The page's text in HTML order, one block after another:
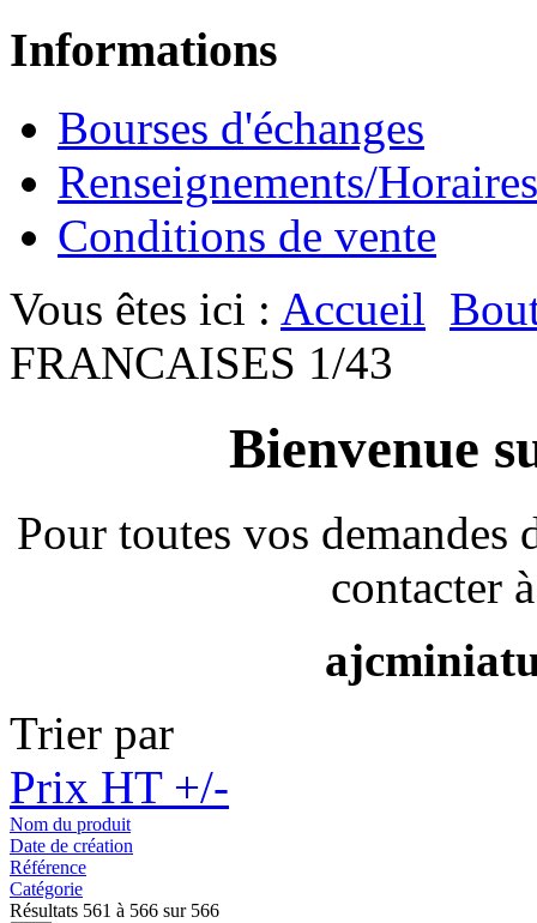
Informations
Bourses d'échanges
Renseignements/Horaires
Conditions de vente
Vous êtes ici : Accueil
FRANCAISES 1/43
Bienvenue
Pour toutes vos
contacter
Trier par
Prix HT +/-
Nom du produit
Date de création
Référence
Catégorie
Résultats 561 à 566 sur 566